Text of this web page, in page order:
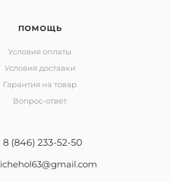
ПОМОЩЬ
Условия оплаты
Условия доставки
Гарантия на товар
Вопрос-ответ
8 (846) 233-52-50
ichehol63@gmail.com